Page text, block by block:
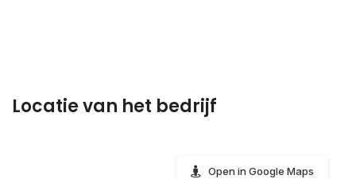
Locatie van het bedrijf
Open in Google Maps